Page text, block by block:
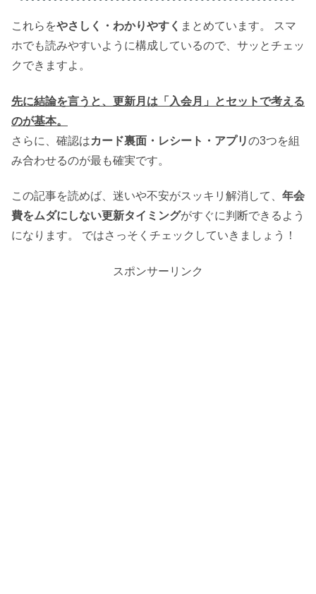
これらをやさしく・わかりやすく まとめています。 スマ
ホでも読みやすいように構成しているので、サッとチェッ
クできますよ。
先に結論を言うと、更新月は「入会月」とセットで考える
のが基本。
さらに、確認はカード裏面・レシート・アプリの3つを組
み合わせるのが最も確実です。
この記事を読めば、迷いや不安がスッキリ解消して、 年会
費をムダにしない更新タイミングがすぐに判断できるよう
になります。 ではさっそくチェックしていきましょう！
スポンサーリンク